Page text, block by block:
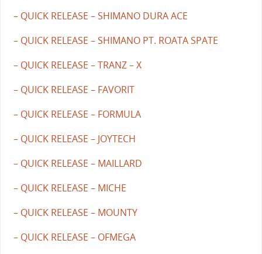
– QUICK RELEASE – SHIMANO DURA ACE
– QUICK RELEASE – SHIMANO PT. ROATA SPATE
– QUICK RELEASE – TRANZ – X
– QUICK RELEASE – FAVORIT
– QUICK RELEASE – FORMULA
– QUICK RELEASE – JOYTECH
– QUICK RELEASE – MAILLARD
– QUICK RELEASE – MICHE
– QUICK RELEASE – MOUNTY
– QUICK RELEASE – OFMEGA